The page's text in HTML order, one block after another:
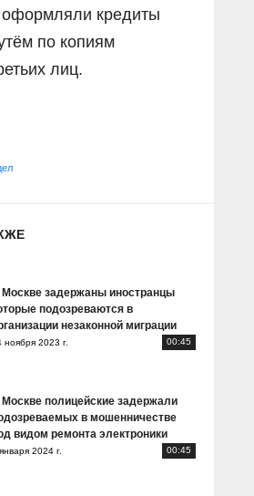
кредиты
по копиям
лиц.
Москве задержаны иностранцы
подозреваются в
незаконной миграции
ноября 2023 г. 00:45
Москве полицейские задержали
в мошенничестве
видом ремонта электроники
2024 г. 00:45